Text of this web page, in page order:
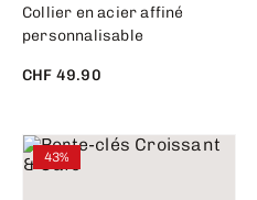
Collier en acier affiné
personnalisable
CHF 49.90
43%